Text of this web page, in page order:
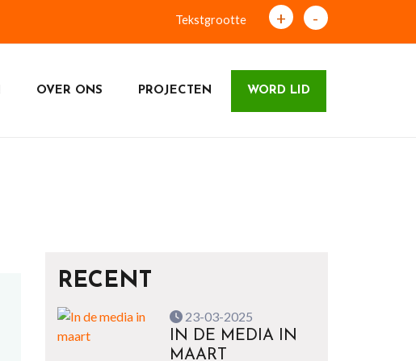
Tekstgrootte + -
OVER ONS PROJECTEN WORD LID
RECENT
23-03-2025
IN DE MEDIA IN
MAART